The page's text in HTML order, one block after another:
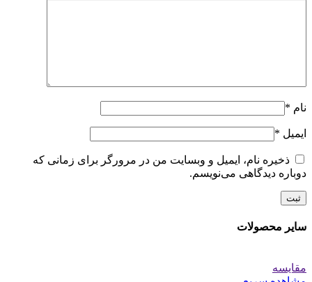
نام *
ایمیل *
ذخیره نام، ایمیل و وبسایت من در مرورگر برای زمانی که
دوباره دیدگاهی می‌نویسم.
سایر محصولات
مقایسه